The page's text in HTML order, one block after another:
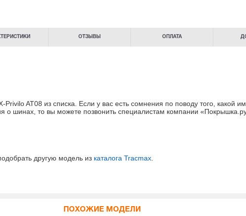
ОТЗЫВЫ ОПЛАТА
AT08 из списка. Если у вас есть сомнения по поводу того, какой
о шинах , то вы можете позвонить специалистам компании
другую модель из каталога Tracmax
ПОХОЖИЕ МОДЕЛИ